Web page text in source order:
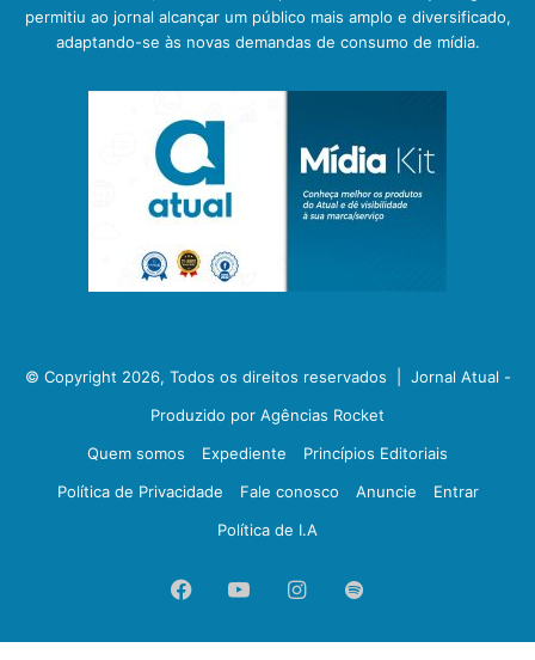
permitiu ao jornal alcançar um público mais amplo e diversificado,
adaptando-se às novas demandas de consumo de mídia.
© Copyright 2026, Todos os direitos reservados | Jornal Atual -
Produzido por Agências Rocket
Quem somos
Expediente
Princípios Editoriais
Política de Privacidade
Fale conosco Anuncie
Entrar
Política de I.A
FacebookYouTubeInstagram
Spotify